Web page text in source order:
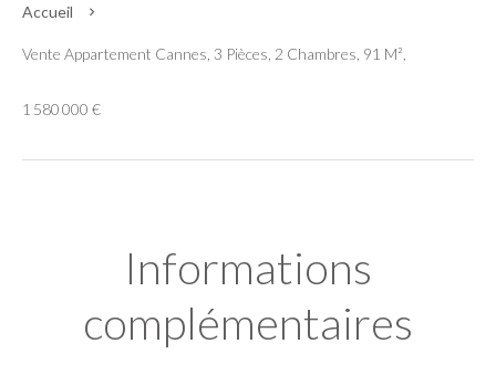
Accueil
Vente Appartement Cannes, 3 Pièces, 2 Chambres, 91 M²,
1 580 000 €
Informations
complémentaires